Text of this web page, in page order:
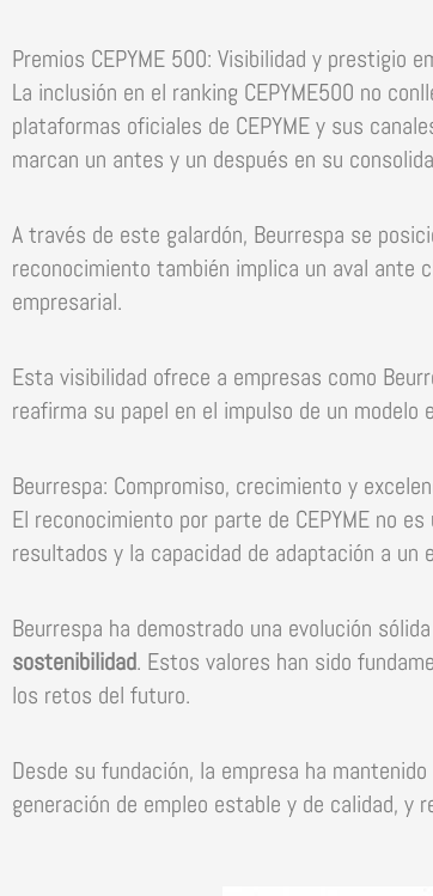
Premios CEPYME 500: Visibilidad y prestigio
La inclusión en el ranking CEPYME500 no
plataformas oficiales de CEPYME y sus
marcan un antes y un después en su
A través de este galardón, Beurrespa se
reconocimiento también implica un aval ante
empresarial.
Esta visibilidad ofrece a empresas como
reafirma su papel en el impulso de un
Beurrespa: Compromiso, crecimiento y
El reconocimiento por parte de CEPYME no
resultados y la capacidad de adaptación a un
Beurrespa ha demostrado una evolución
sostenibilidad. Estos valores han sido
los retos del futuro.
Desde su fundación, la empresa ha
generación de empleo estable y de calidad,